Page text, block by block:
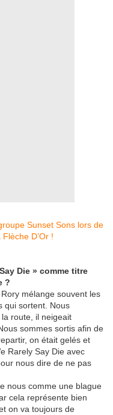
Die » comme titre
?
mélange souvent les
qui sortent. Nous
route, il neigeait
sommes sortis afin de
on était gelés et
Rarely Say Die avec
nous dire de ne pas
nous comme une blague
cela représente bien
on va toujours de